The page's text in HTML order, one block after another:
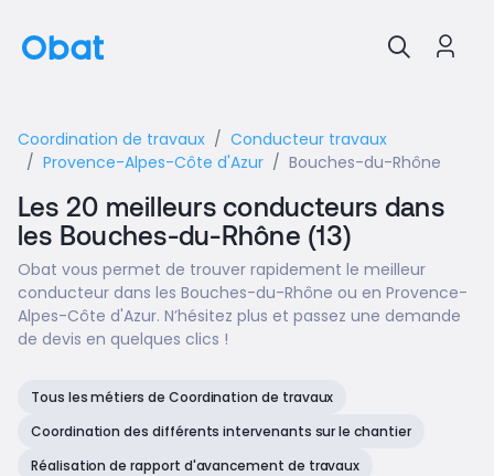
Coordination de travaux
Conducteur travaux
Provence-Alpes-Côte d'Azur
Bouches-du-Rhône
Les 20 meilleurs conducteurs dans
les Bouches-du-Rhône (13)
Obat vous permet de trouver rapidement le meilleur
conducteur dans les Bouches-du-Rhône ou en Provence-
Alpes-Côte d'Azur. N’hésitez plus et passez une demande
de devis en quelques clics !
Tous les métiers de Coordination de travaux
Coordination des différents intervenants sur le chantier
Réalisation de rapport d'avancement de travaux